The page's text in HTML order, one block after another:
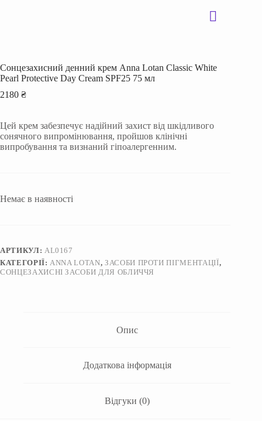
Сонцезахисний денний крем Anna Lotan Classic White
Pearl Protective Day Cream SPF25 75 мл
2180 ₴
Цей крем забезпечує надійний захист від шкідливого
сонячного випромінювання, пройшов клінічні
випробування та визнаний гіпоалергенним.
Немає в наявності
АРТИКУЛ: AL0167
КАТЕГОРІЇ: ANNA LOTAN, ЗАСОБИ ПРОТИ ПІГМЕНТАЦІЇ,
СОНЦЕЗАХИСНІ ЗАСОБИ ДЛЯ ОБЛИЧЧЯ
Опис
Додаткова інформація
Відгуки (0)